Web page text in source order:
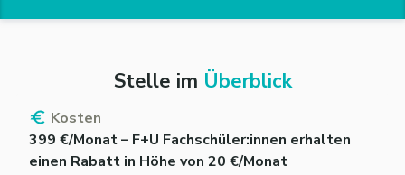
Stelle im Überblick
Kosten
399 €/Monat – F+U Fachschüler:innen erhalten
einen Rabatt in Höhe von 20 €/Monat